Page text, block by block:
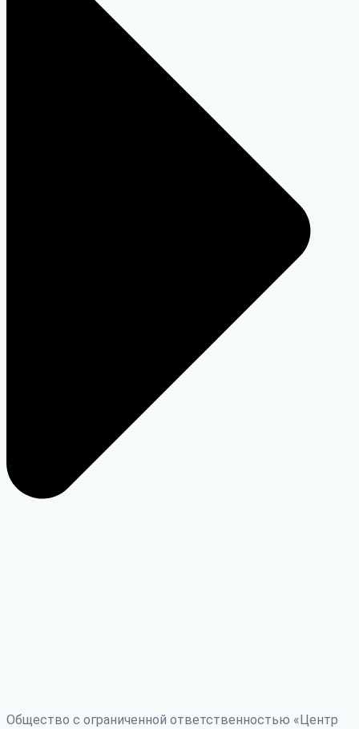
Общество с ограниченной ответственностью «Центр